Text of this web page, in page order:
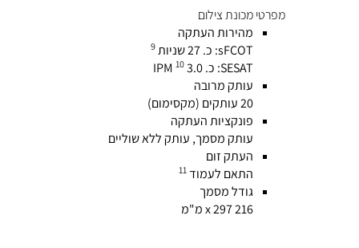
מפרטי מכונת צילום
מהירות העתקה
sFCOT: כ. 27 שניות
9
SESAT: כ. 3.0 IPM 10
עותק מרובה
20 עותקים (מקסימום)
פונקציות העתקה
עותק מסמך, עותק ללא שוליים
העתק זום
התאם לעמוד 11
גודל מסמך
216 x 297 מ"מ